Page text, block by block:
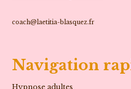
coach@laetitia-blasquez.fr
Navigation
Hypnose adultes